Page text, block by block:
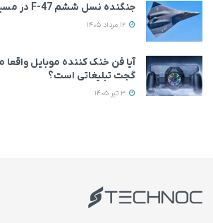
جنگنده نسل ششم F-47 در مسیر نخستین پرواز
آیا فن خنک کننده موبایل
گجت تبلیغاتی است؟